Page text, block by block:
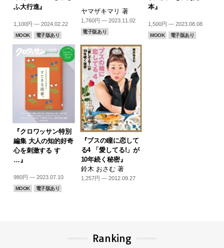
ふ大行進』
1,100円 — 2024.02.22
MOOK 電子版あり
ヤマザキマリ 著
1,760円 — 2023.11.02
電子版あり
本』
1,500円 — 2023.08.08
MOOK 電子版あり
『クロワッサン特別
編集 大人の知的好奇
心を刺激する す
…』
980円 — 2023.07.10
MOOK 電子版あり
『ブスの瞳に恋して
る4 「愛してる!」が
10年続く秘密』
鈴木 おさむ 著
1,257円 — 2012.09.27
Ranking